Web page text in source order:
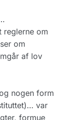
reglerne om
om
af lov
nogen form
var
formue